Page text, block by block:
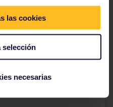
las cookies
selección
necesarias